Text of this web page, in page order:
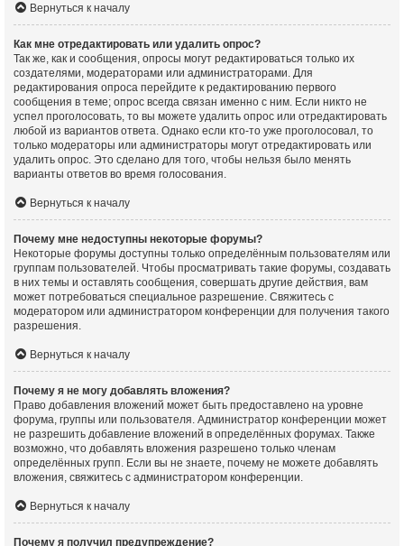
Вернуться к началу
Как мне отредактировать или удалить опрос?
Так же, как и сообщения, опросы могут редактироваться только их
создателями, модераторами или администраторами. Для
редактирования опроса перейдите к редактированию первого
сообщения в теме; опрос всегда связан именно с ним. Если никто не
успел проголосовать, то вы можете удалить опрос или отредактировать
любой из вариантов ответа. Однако если кто-то уже проголосовал, то
только модераторы или администраторы могут отредактировать или
удалить опрос. Это сделано для того, чтобы нельзя было менять
варианты ответов во время голосования.
Вернуться к началу
Почему мне недоступны некоторые форумы?
Некоторые форумы доступны только определённым пользователям или
группам пользователей. Чтобы просматривать такие форумы, создавать
в них темы и оставлять сообщения, совершать другие действия, вам
может потребоваться специальное разрешение. Свяжитесь с
модератором или администратором конференции для получения такого
разрешения.
Вернуться к началу
Почему я не могу добавлять вложения?
Право добавления вложений может быть предоставлено на уровне
форума, группы или пользователя. Администратор конференции может
не разрешить добавление вложений в определённых форумах. Также
возможно, что добавлять вложения разрешено только членам
определённых групп. Если вы не знаете, почему не можете добавлять
вложения, свяжитесь с администратором конференции.
Вернуться к началу
Почему я получил предупреждение?